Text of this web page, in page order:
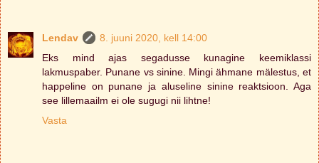
Lendav
8. juuni 2020, kell 14:00
Eks mind ajas segadusse kunagine keemiklassi
lakmuspaber. Punane vs sinine. Mingi ähmane mälestus, et
happeline on punane ja aluseline sinine reaktsioon. Aga
see lillemaailm ei ole sugugi nii lihtne!
Vasta